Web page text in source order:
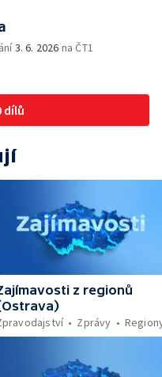
3. 6. 2026 na ČT1
dílů
z regionů
Zprávy